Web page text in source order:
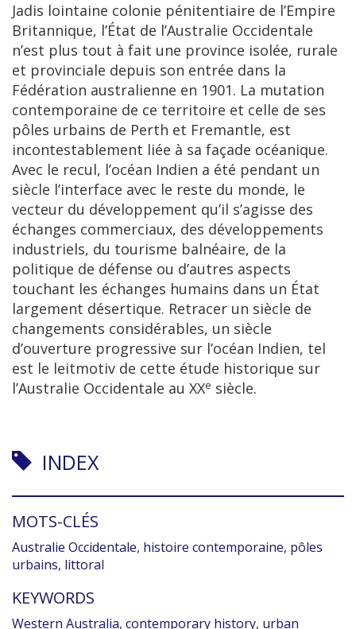
Jadis lointaine colonie pénitentiaire de l’Empire
Britannique, l’État de l’Australie Occidentale
n’est plus tout à fait une province isolée, rurale
et provinciale depuis son entrée dans la
Fédération australienne en 1901. La mutation
contemporaine de ce territoire et celle de ses
pôles urbains de Perth et Fremantle, est
incontestablement liée à sa façade océanique.
Avec le recul, l’océan Indien a été pendant un
siècle l’interface avec le reste du monde, le
vecteur du développement qu’il s’agisse des
échanges commerciaux, des développements
industriels, du tourisme balnéaire, de la
politique de défense ou d’autres aspects
touchant les échanges humains dans un État
largement désertique. Retracer un siècle de
changements considérables, un siècle
d’ouverture progressive sur l’océan Indien, tel
est le leitmotiv de cette étude historique sur
l’Australie Occidentale au XXe siècle.
INDEX
MOTS-CLÉS
Australie Occidentale, histoire contemporaine, pôles
urbains, littoral
KEYWORDS
Western Australia, contemporary history, urban